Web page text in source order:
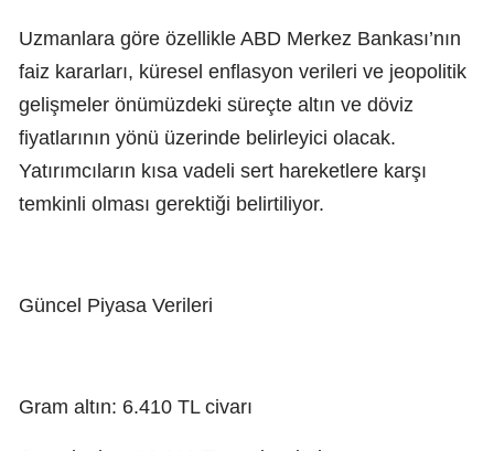
Uzmanlara göre özellikle ABD Merkez Bankası’nın
faiz kararları, küresel enflasyon verileri ve jeopolitik
gelişmeler önümüzdeki süreçte altın ve döviz
fiyatlarının yönü üzerinde belirleyici olacak.
Yatırımcıların kısa vadeli sert hareketlere karşı
temkinli olması gerektiği belirtiliyor.
Güncel Piyasa Verileri
Gram altın: 6.410 TL civarı